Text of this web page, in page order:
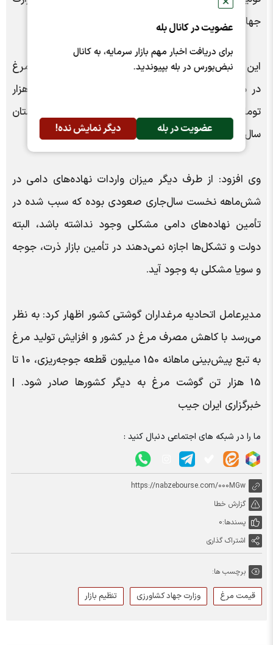
عضویت در کانال بله
برای دریافت اخبار مهم بازار سرمایه، به کانال
نبض‌بورس در بله بپیوندید.
عضویت در بله دیگر نمایش نده!
جهادکشاورزی انجام می‌شود.
این مقام صنفی خاطرنشان کرد: هم‌اکنون هر کیلوگرم مرغ
در میادین میوه و تره‌بار و فروشگاه‌های بزرگ به 85 هزار
تومان رسیده که کاهش محسوسی نسبت به تابستان
سال‌جاری است.
وی افزود: از طرف دیگر میزان واردات نهاده‌های دامی در
شش‌ماهه نخست سال‌جاری صعودی بوده که سبب شده در
تأمین نهاده‌های دامی مشکلی وجود نداشته باشد، البته
دولت و تشکل‌ها اجازه نمی‌دهند در تأمین بازار ذرت، جوجه
و سویا مشکلی به وجود آید.
مدیرعامل اتحادیه مرغداران گوشتی کشور اظهار کرد: به نظر
می‌رسد با کاهش مصرف مرغ در کشور و افزایش تولید مرغ
به تبع پیش‌بینی ماهانه 150 میلیون قطعه جوجه‌ریزی، 10 تا
15 هزار تن گوشت مرغ به دیگر کشورها صادر شود. |
خبرگزاری ایران جیب
ما را در شبکه های اجتماعی دنبال کنید :
https://nabzebourse.com/000MGw
گزارش خطا
پسندها:0
اشتراک گذاری
برچسب ها:
قیمت مرغ وزارت جهاد کشاورزی تنظیم بازار